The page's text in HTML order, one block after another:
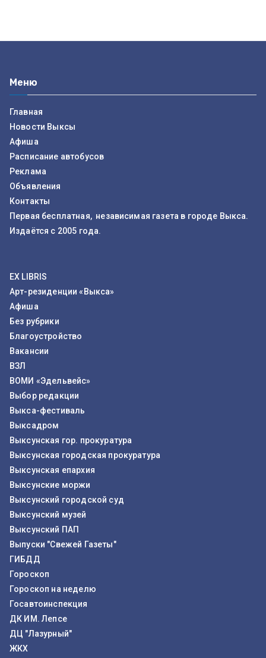
Меню
Главная
Новости Выксы
Афиша
Расписание автобусов
Реклама
Объявления
Контакты
Первая бесплатная, независимая газета в городе Выкса.
Издаётся с 2005 года.
EX LIBRIS
Арт-резиденции «Выкса»
Афиша
Без рубрики
Благоустройство
Вакансии
ВЗЛ
ВОМИ «Эдельвейс»
Выбор редакции
Выкса-фестиваль
Выксадром
Выксунская гор. прокуратура
Выксунская городская прокуратура
Выксунская епархия
Выксунские моржи
Выксунский городской суд
Выксунский музей
Выксунский ПАП
Выпуски "Свежей Газеты"
ГИБДД
Гороскоп
Гороскоп на неделю
Госавтоинспекция
ДК ИМ. Лепсе
ДЦ "Лазурный"
ЖКХ